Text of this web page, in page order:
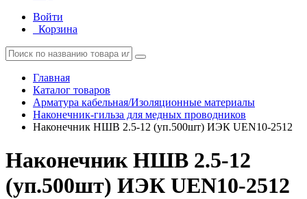
Войти
Корзина
Главная
Каталог товаров
Арматура кабельная/Изоляционные материалы
Наконечник-гильза для медных проводников
Наконечник НШВ 2.5-12 (уп.500шт) ИЭК UEN10-2512
Наконечник НШВ 2.5-12
(уп.500шт) ИЭК UEN10-2512